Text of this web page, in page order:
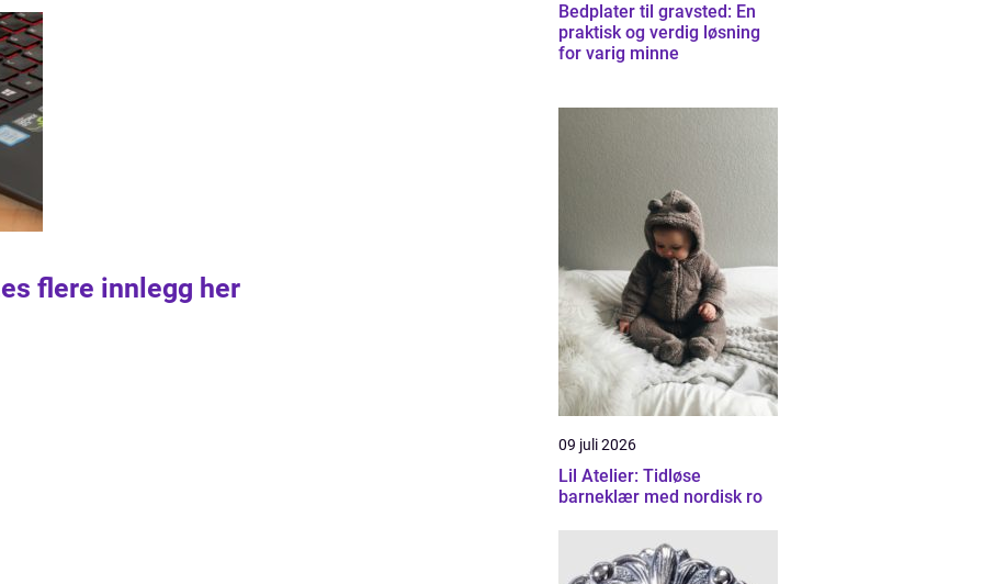
flere innlegg her
Bedplater til gravsted: En
praktisk og verdig løsning
for varig minne
09 juli 2026
Lil Atelier: Tidløse
barneklær med nordisk ro